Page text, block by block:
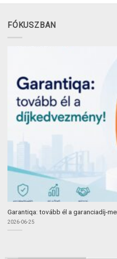
FÓKUSZBAN
Garantiqa: tovább él a garanciadíj-
2026-06-25